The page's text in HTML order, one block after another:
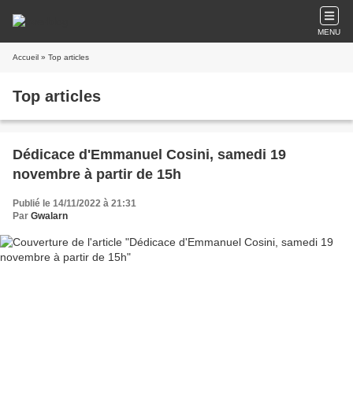
MENU
Accueil » Top articles
Top articles
Dédicace d'Emmanuel Cosini, samedi 19
novembre à partir de 15h
Publié le 14/11/2022 à 21:31
Par Gwalarn